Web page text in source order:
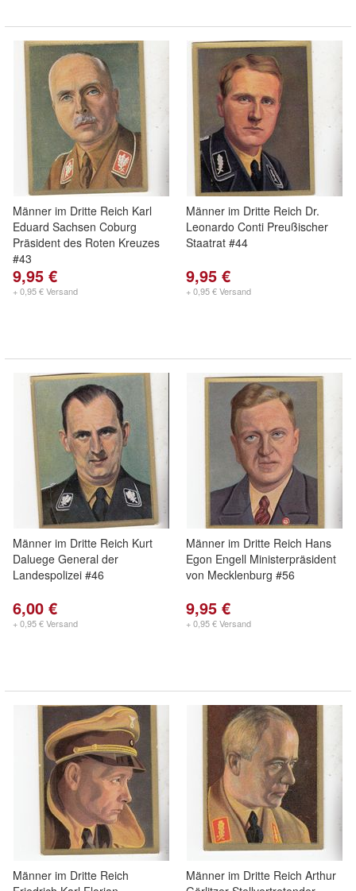
Männer im Dritte Reich Karl
Eduard Sachsen Coburg
Präsident des Roten Kreuzes
#43
9,95 €
+ 0,95 € Versand
Männer im Dritte Reich Dr.
Leonardo Conti Preußischer
Staatrat #44
9,95 €
+ 0,95 € Versand
Männer im Dritte Reich Kurt
Daluege General der
Landespolizei #46
6,00 €
+ 0,95 € Versand
Männer im Dritte Reich Hans
Egon Engell Ministerpräsident
von Mecklenburg #56
9,95 €
+ 0,95 € Versand
Männer im Dritte Reich
Männer im Dritte Reich Arthur